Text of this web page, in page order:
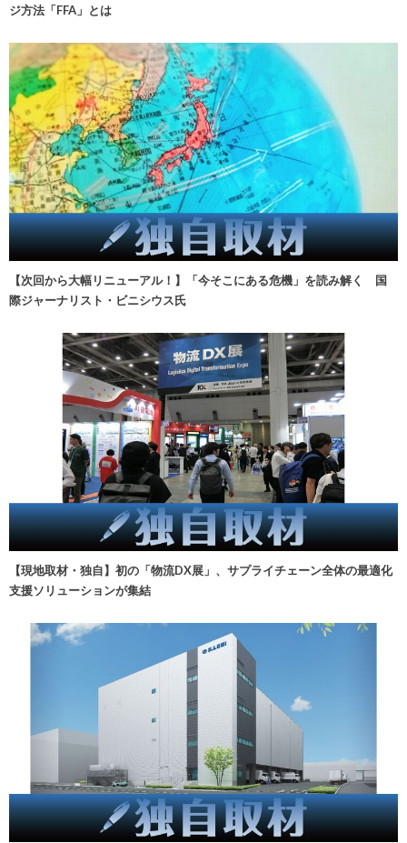
ジ方法「FFA」とは
【次回から大幅リニューアル！】「今そこにある危機」を読み解く 国
際ジャーナリスト・ビニシウス氏
【現地取材・独自】初の「物流DX展」、サプライチェーン全体の最適化
支援ソリューションが集結